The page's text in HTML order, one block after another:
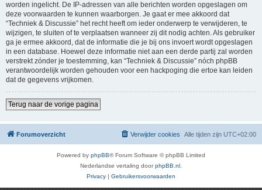
worden ingelicht. De IP-adressen van alle berichten worden opgeslagen om
deze voorwaarden te kunnen waarborgen. Je gaat er mee akkoord dat
“Techniek & Discussie” het recht heeft om ieder onderwerp te verwijderen, te
wijzigen, te sluiten of te verplaatsen wanneer zij dit nodig achten. Als gebruiker
ga je ermee akkoord, dat de informatie die je bij ons invoert wordt opgeslagen
in een database. Hoewel deze informatie niet aan een derde partij zal worden
verstrekt zónder je toestemming, kan “Techniek & Discussie” nóch phpBB
verantwoordelijk worden gehouden voor een hackpoging die ertoe kan leiden
dat de gegevens vrijkomen.
Terug naar de vorige pagina
Forumoverzicht Alle tijden zijn UTC+02:00
Verwijder cookies
Powered by phpBB® Forum Software © phpBB Limited
Nederlandse vertaling doorphpBB.nl
Privacy | Gebruikersvoorwaarden